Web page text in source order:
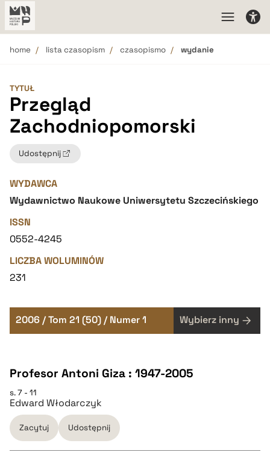
home lista czasopism czasopismo wydanie
TYTUŁ
Przegląd
Zachodniopomorski
Udostępnij
WYDAWCA
Wydawnictwo Naukowe Uniwersytetu Szczecińskiego
ISSN
0552-4245
LICZBA WOLUMINÓW
231
2006 / Tom 21 (50) / Numer 1 Wybierz inny
Profesor Antoni Giza : 1947-2005
s. 7 - 11
Edward Włodarczyk
Zacytuj Udostępnij